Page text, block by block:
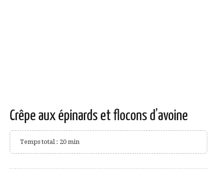
Crêpe aux épinards et flocons d’avoine
Temps total : 20 min